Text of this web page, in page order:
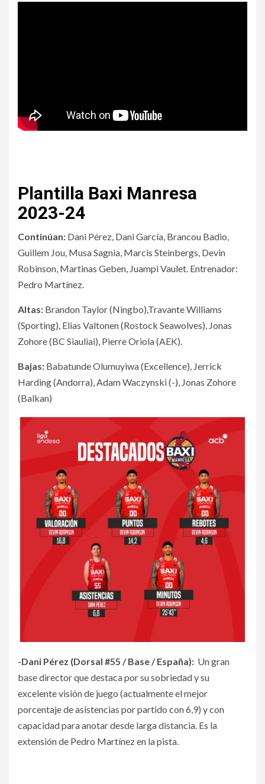
Plantilla Baxi Manresa
2023-24
Continúan: Dani Pérez, Dani García, Brancou Badio,
Guillem Jou, Musa Sagnia, Marcis Steinbergs, Devin
Robinson, Martinas Geben, Juampi Vaulet. Entrenador:
Pedro Martínez.
Altas: Brandon Taylor (Ningbo),Travante Williams
(Sporting), Elias Valtonen (Rostock Seawolves), Jonas
Zohore (BC Siauliai), Pierre Oriola (AEK).
Bajas: Babatunde Olumuyiwa (Excellence), Jerrick
Harding (Andorra), Adam Waczynski (-), Jonas Zohore
(Balkan)
-Dani Pérez (Dorsal #55 / Base / España): Un gran
base director que destaca por su sobriedad y su
excelente visión de juego (actualmente el mejor
porcentaje de asistencias por partido con 6,9) y con
capacidad para anotar desde larga distancia. Es la
extensión de Pedro Martínez en la pista.